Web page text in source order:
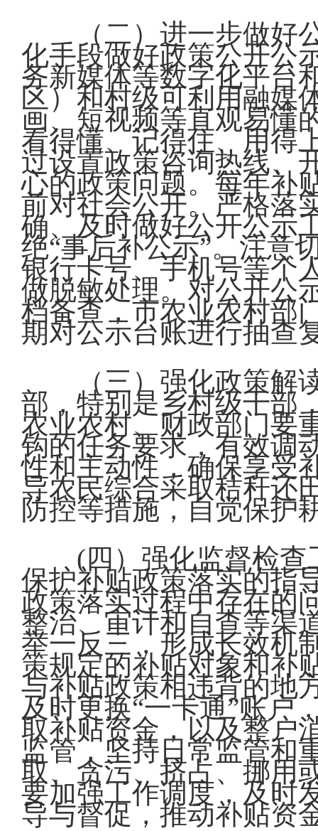
（二）进一步做好
化手段做好政策公开公
务新媒体等数字化平台
区）和村级可利用融媒
画、短视频等直观易懂
看得懂、记得住、用得
过设置政策咨询热线、
心的政策问题。每年补
前对社会公开。严格落
确、及时做好公开公示
绝“事后补公示”。注意
银行卡号、手机号等个
做脱敏处理。对公开公
档备查，市农业农村部
期对公示台账进行抽查
（三）强化政策
部，特别是乡村级干部
农业农村、财政部门要
钩的任务要求，有效调
性和主动性，确保享受
导农民综合采取秸秆还
防控等措施，自觉保护
(四）强化监督检
保护补贴政策落实的指
政策落实过程中存在的
整治、审计和自查等渠
举一反三，形成长效机
策规定的补贴对象和补
与补贴政策相违背的地
及时更换“一卡通”账户
取补贴资金，以及整户
监管，坚持日常监管和
取、贪污、挤占、挪用
要加强工作调度，及时
导与督促，推动补贴资